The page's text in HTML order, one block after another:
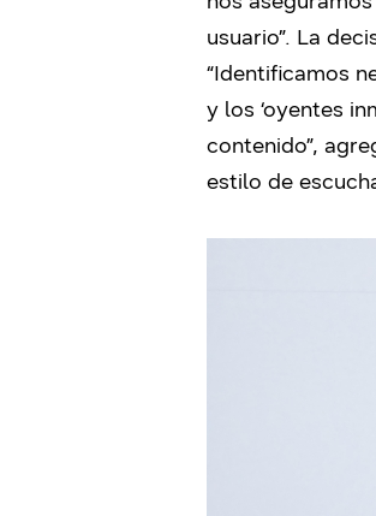
usuario”. La
“Identificamos
y los ‘oyentes
contenido”,
estilo de